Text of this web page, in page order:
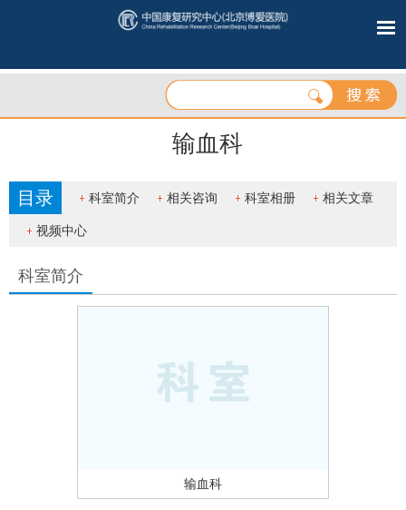
输血科
目录 科室简介 相关咨询 科室相册 相关文章
视频中心
科室简介
输血科